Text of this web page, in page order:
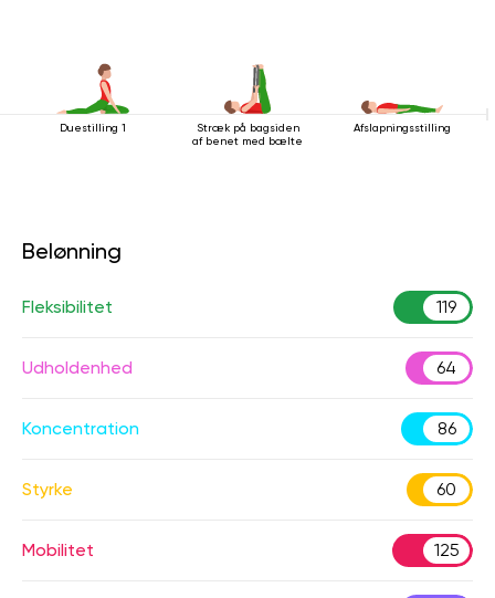
Duestilling 1
Stræk på bagsiden
af ​​benet med bælte
Afslapningsstilling
Belønning
Fleksibilitet 119
Udholdenhed 64
Koncentration 86
Styrke 60
Mobilitet 125